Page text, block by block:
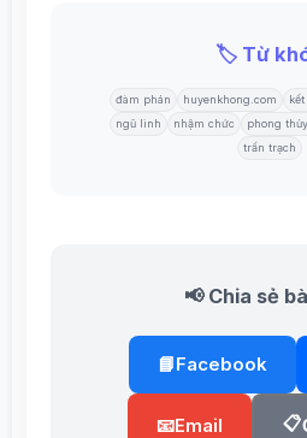
🏷️ Từ
đàm phán huyenkhong.com
ngũ linh
nhậm chức phong
trấn trạch
📢 Chia sẻ
📘Facebook
📧Email 📋